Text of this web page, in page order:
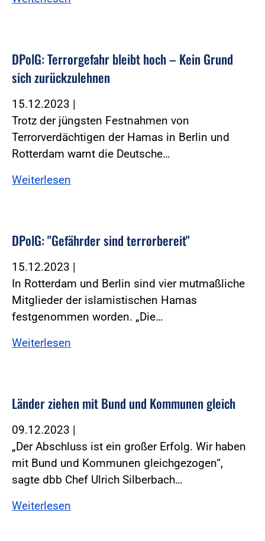
DPolG: Terrorgefahr bleibt hoch – Kein Grund
sich zurückzulehnen
15.12.2023 |
Trotz der jüngsten Festnahmen von
Terrorverdächtigen der Hamas in Berlin und
Rotterdam warnt die Deutsche…
Weiterlesen
DPolG: "Gefährder sind terrorbereit"
15.12.2023 |
In Rotterdam und Berlin sind vier mutmaßliche
Mitglieder der islamistischen Hamas
festgenommen worden. „Die…
Weiterlesen
Länder ziehen mit Bund und Kommunen gleich
09.12.2023 |
„Der Abschluss ist ein großer Erfolg. Wir haben
mit Bund und Kommunen gleichgezogen“,
sagte dbb Chef Ulrich Silberbach…
Weiterlesen